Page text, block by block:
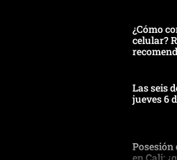
¿Cómo
celular?
Las seis
jueves 6
Posesión